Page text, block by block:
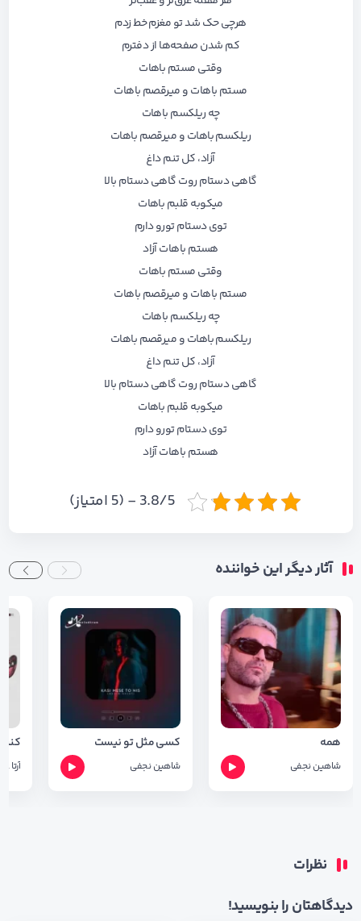
هرچی حک شد تو مغزم خط زدم
کم شدن صفحه‌ها از دفترم
وقتی مستم باهات
مستم باهات و میرقصم باهات
چه ریلکسم باهات
ریلکسم باهات و میرقصم باهات
آزاد، کل تنم داغ
گاهی دستام روت گاهی دستام بالا
میکوبه قلبم باهات
توی دستام تورو دارم
هستم باهات آزاد
وقتی مستم باهات
مستم باهات و میرقصم باهات
چه ریلکسم باهات
ریلکسم باهات و میرقصم باهات
آزاد، کل تنم داغ
گاهی دستام روت گاهی دستام بالا
میکوبه قلبم باهات
توی دستام تورو دارم
هستم باهات آزاد
3.8/5 - (5 امتیاز)
آثار دیگر این خواننده
همه
شاهین نجفی
کسی مثل تو نیست
شاهین نجفی آرتا
نظرات
دیدگاهتان را بنویسید!